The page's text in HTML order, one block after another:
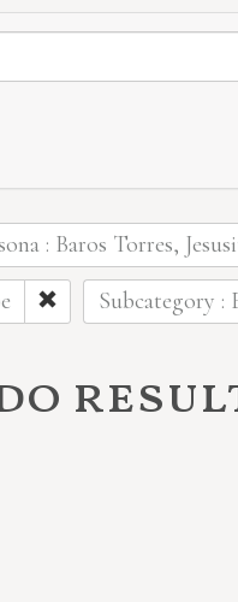
: Baros Torres,
Subcategory :